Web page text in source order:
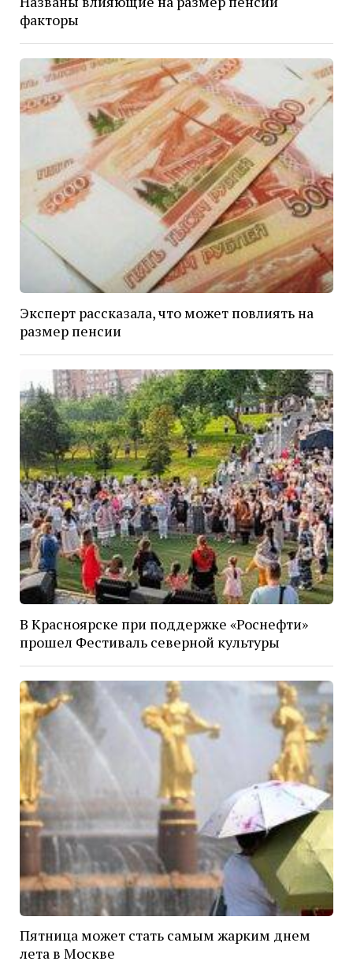
факторы
Эксперт рассказала, что может повлиять на
размер пенсии
В Красноярске при поддержке «Роснефти»
прошел Фестиваль северной культуры
Пятница может стать самым жарким днем
лета в Москве